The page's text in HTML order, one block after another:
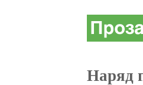
Наряд